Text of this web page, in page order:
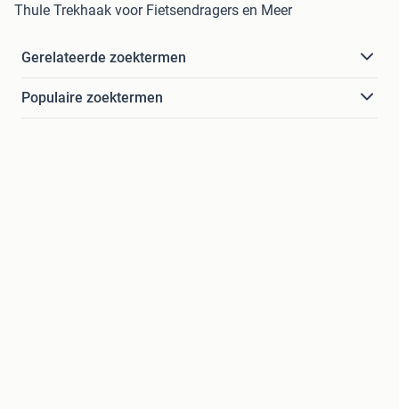
Thule Trekhaak voor Fietsendragers en Meer
Gerelateerde zoektermen
Populaire zoektermen